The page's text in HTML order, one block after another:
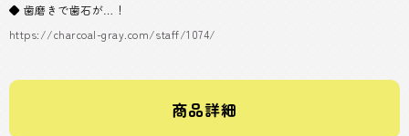
◆ 歯磨きで歯石が…！
https://charcoal-gray.com/staff/1074/
商品詳細